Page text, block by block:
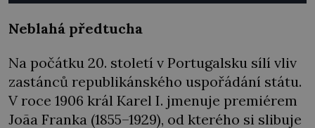
Neblahá předtucha
Na počátku 20. století v Portugalsku sílí vliv
zastánců republikánského uspořádání státu.
V roce 1906 král Karel I. jmenuje premiérem
Joãa Franka (1855–1929), od kterého si slibuje